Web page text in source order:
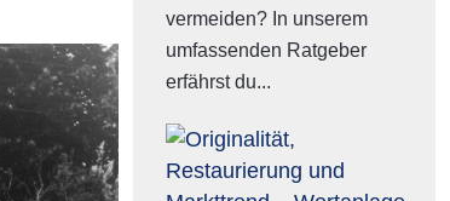
vermeiden? In unserem
umfassenden Ratgeber
erfährst du...